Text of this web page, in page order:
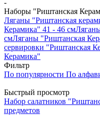
-
Наборы "Риштанская
Ляганы "Риштанская
Керамика" 41 - 46 см
смЛяганы "Риштанская
сервировки "Риштанская
Керамика"
Фильтр
По популярности По
Быстрый просмотр
Набор салатников
предметов